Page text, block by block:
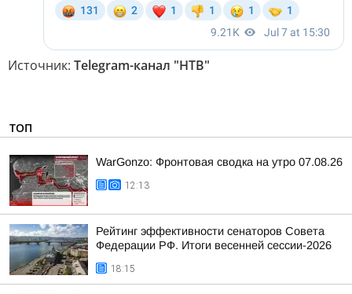
Источник: Telegram-канал "НТВ"
ТОП
WarGonzo: Фронтовая сводка на утро 07.08.26
12:13
Рейтинг эффективности сенаторов Совета
Федерации РФ. Итоги весенней сессии-2026
18:15